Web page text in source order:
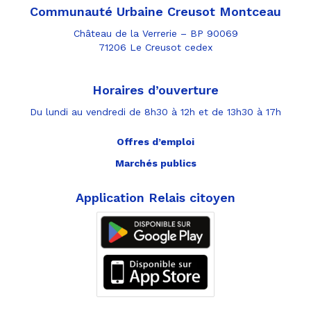
Communauté Urbaine Creusot Montceau
Château de la Verrerie – BP 90069
71206 Le Creusot cedex
Horaires d’ouverture
Du lundi au vendredi de 8h30 à 12h et de 13h30 à 17h
Offres d’emploi
Marchés publics
Application Relais citoyen